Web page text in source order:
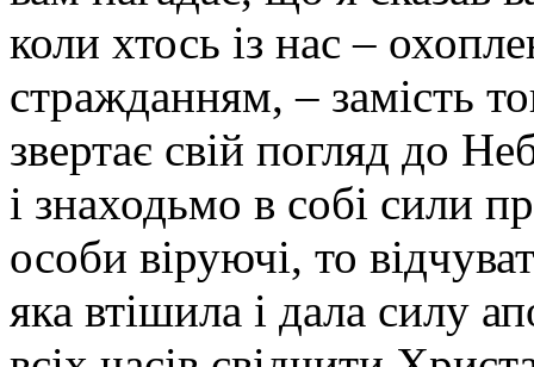
коли хтось із нас –
стражданням, – замість
звертає свій погляд до
і знаходьмо в собі сили
особи віруючі, то
яка втішила і дала силу